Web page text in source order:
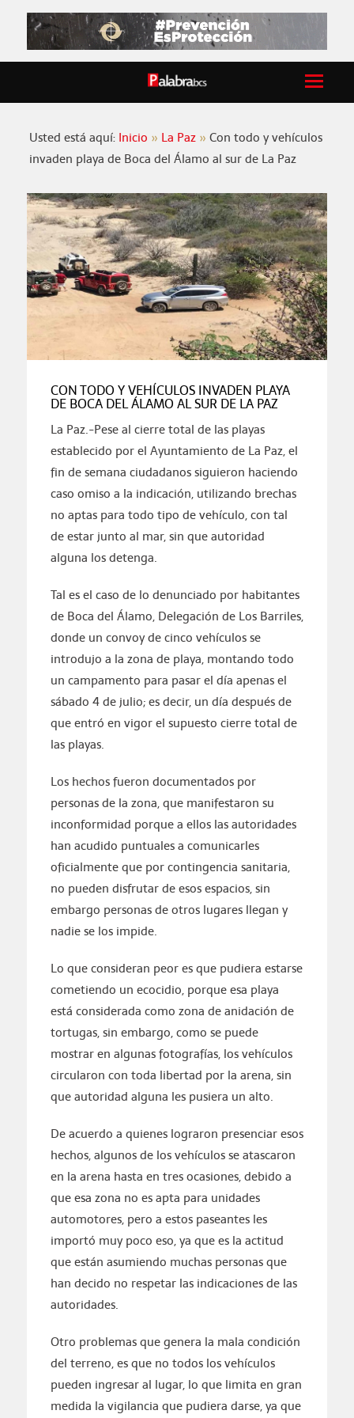
Usted está aquí: Inicio La Paz
Con todo y vehículos
invaden playa de Boca del Álamo al sur de La Paz
CON TODO Y VEHÍCULOS INVADEN PLAYA
DE BOCA DEL ÁLAMO AL SUR DE LA PAZ
La Paz.-Pese al cierre total de las playas
establecido por el Ayuntamiento de La Paz, el
fin de semana ciudadanos siguieron haciendo
caso omiso a la indicación, utilizando brechas
no aptas para todo tipo de vehículo, con tal
de estar junto al mar, sin que autoridad
alguna los detenga.
Tal es el caso de lo denunciado por habitantes
de Boca del Álamo, Delegación de Los Barriles,
donde un convoy de cinco vehículos se
introdujo a la zona de playa, montando todo
un campamento para pasar el día apenas el
sábado 4 de julio; es decir, un día después de
que entró en vigor el supuesto cierre total de
las playas.
Los hechos fueron documentados por
personas de la zona, que manifestaron su
inconformidad porque a ellos las autoridades
han acudido puntuales a comunicarles
oficialmente que por contingencia sanitaria,
no pueden disfrutar de esos espacios, sin
embargo personas de otros lugares llegan y
nadie se los impide.
Lo que consideran peor es que pudiera estarse
cometiendo un ecocidio, porque esa playa
está considerada como zona de anidación de
tortugas, sin embargo, como se puede
mostrar en algunas fotografías, los vehículos
circularon con toda libertad por la arena, sin
que autoridad alguna les pusiera un alto.
De acuerdo a quienes lograron presenciar esos
hechos, algunos de los vehículos se atascaron
en la arena hasta en tres ocasiones, debido a
que esa zona no es apta para unidades
automotores, pero a estos paseantes les
importó muy poco eso, ya que es la actitud
que están asumiendo muchas personas que
han decido no respetar las indicaciones de las
autoridades.
Otro problemas que genera la mala condición
del terreno, es que no todos los vehículos
pueden ingresar al lugar, lo que limita en gran
medida la vigilancia que pudiera darse, ya que